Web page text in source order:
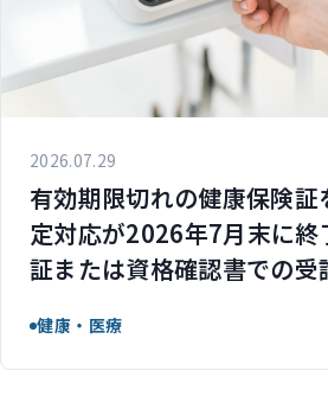
2026.07.29
有効期限切れの健康保険
定対応が2026年7月末に
証または資格確認書での受
健康・医療